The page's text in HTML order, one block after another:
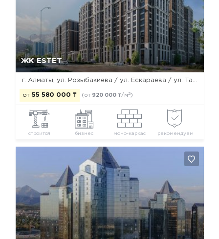
ЖК ESTET
от 55 580 000 ₸ (от 920 000 ₸/м 2)
строится бизнес моно-каркас рекомендуем
Да, удалить Отмена